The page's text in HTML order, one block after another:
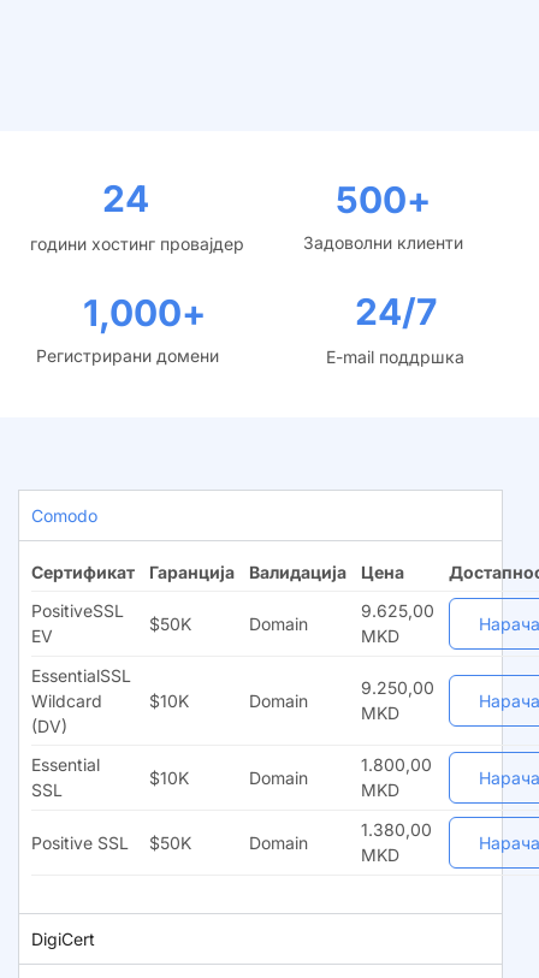
24
години хостинг провајдер
500+
Задоволни клиенти
1,000+
Регистрирани домени
24/7
E-mail поддршка
Comodo
Сертификат Гаранција Валидација Цена
PositiveSSL
EV
$50K Domain
9.625,00
MKD
EssentialSSL
Wildcard
(DV)
$10K Domain
9.250,00
MKD
Essential
SSL
$10K Domain
1.800,00
MKD
Positive SSL $50K Domain
1.380,00
MKD
DigiCert